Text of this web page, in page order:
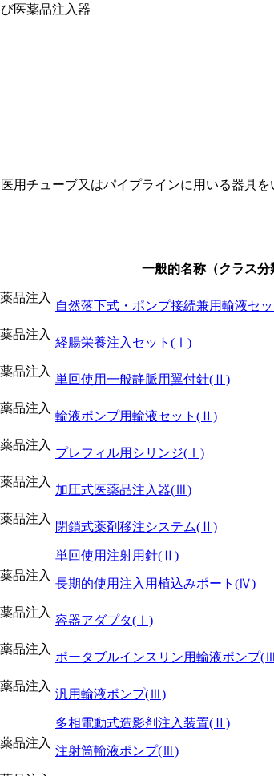
医薬品注入器
用チューブ又はパイプラインに用いる器具
一般的名称（クラス分
品注入
自然落下式・ポンプ接続兼用輸液セッ
品注入
経腸栄養注入セット (Ⅰ)
品注入
単回使用一般静脈用翼付針(Ⅱ)
品注入
輸液ポンプ用輸液セット (Ⅱ)
品注入
プレフィル用シリンジ(Ⅰ)
品注入
加圧式医薬品注入器(Ⅲ)
品注入
閉鎖式薬剤移注システム(Ⅱ)
単回使用注射用針(Ⅱ)
品注入
長期的使用注入用植込みポート (Ⅳ)
品注入
容器アダプタ(Ⅰ)
品注入
ポータブルインスリン用輸液ポンプ
品注入
汎用輸液ポンプ(Ⅲ)
多相電動式造影剤注入装置(Ⅱ)
品注入
注射筒輸液ポンプ(Ⅲ)